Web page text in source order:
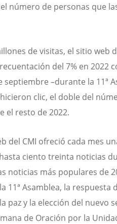
número de personas que
de visitas, el sitio web
del 7% en 2022
septiembre –durante la 11ª
clic, el doble del
el resto de 2022.
del CMI ofreció cada mes
ciento treinta noticias
noticias más populares de
11ª Asamblea, la respuesta
paz y la elección del nuevo
de Oración por la